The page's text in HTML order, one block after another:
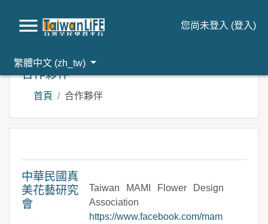
您尚未登入 (登入)
繁體中文 ‎(zh_tw)‎
合作夥伴
首頁 合作夥伴
中華民國真
美花藝研究
會
Taiwan MAMI Flower Design
Association
https://www.facebook.com/mam